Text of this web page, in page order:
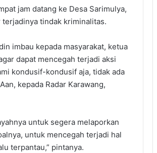
jam datang ke Desa Sarimulya,
tindak kriminalitas.
imbau kepada masyarakat, ketua
dapat mencegah terjadi aksi
kondusif-kondusif aja, tidak ada
kepada Radar Karawang,
untuk segera melaporkan
untuk mencegah terjadi hal
terpantau,” pintanya.